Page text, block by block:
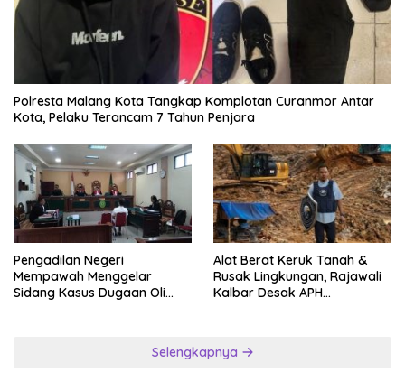
Polresta Malang Kota Tangkap Komplotan Curanmor Antar
Kota, Pelaku Terancam 7 Tahun Penjara
Pengadilan Negeri
Mempawah Menggelar
Sidang Kasus Dugaan Oli
Alat Berat Keruk Tanah &
Rusak Lingkungan, Rajawali
Kalbar Desak APH
Selengkapnya